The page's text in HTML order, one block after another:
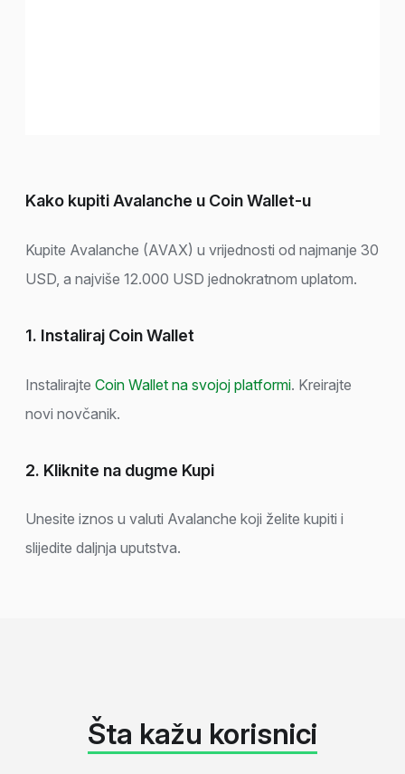
Kako kupiti Avalanche u Coin Wallet-u
Kupite Avalanche (AVAX) u vrijednosti od najmanje 30
USD, a najviše 12.000 USD jednokratnom uplatom.
1. Instaliraj Coin Wallet
Instalirajte Coin Wallet na svojoj platformi. Kreirajte
novi novčanik.
2. Kliknite na dugme Kupi
Unesite iznos u valuti Avalanche koji želite kupiti i
slijedite daljnja uputstva.
Šta kažu korisnici